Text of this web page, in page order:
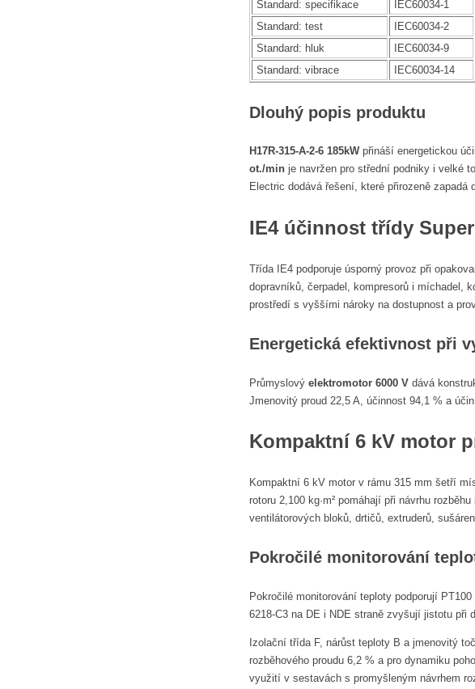
Standard: specifikace
IEC60034-1
Standard: test
IEC60034-2
Standard: hluk
IEC60034-9
Standard: vibrace
IEC60034-14
Dlouhý popis produktu
H17R-315-A-2-6 185kWpřináší energetickou
ot./min je navržen pro střední podniky i velké
Electric dodává řešení, které přirozeně zapadá
IE4 účinnost třídy
Třída IE4 podporuje úsporný provoz při
dopravníků, čerpadel, kompresorů i míchadel,
prostředí s vyššími nároky na dostupnost a
Energetická efektivnost při
Průmyslový elektromotor 6000 V dává
Jmenovitý proud 22,5 A, účinnost 94,1 % a
Kompaktní 6 kV motor
Kompaktní 6 kV motor v rámu 315 mm šetří
rotoru 2,100 kg·m² pomáhají při návrhu
ventilátorových bloků, drtičů, extruderů,
Pokročilé monitorování
Pokročilé monitorování teploty podporují
6218-C3 na DE i NDE straně zvyšují jistotu při
Izolační třída F, nárůst teploty B a jmenovitý
rozběhového proudu 6,2 % a pro dynamiku
využití v sestavách s promyšleným návrhem